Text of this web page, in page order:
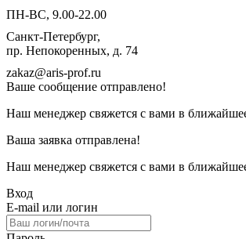
ПН-ВС, 9.00-22.00
Санкт-Петербург,
пр. Непокоренных, д. 74
zakaz@aris-prof.ru
Ваше сообщение отправлено!
Наш менеджер свяжется с вами в
Ваша заявка отправлена!
Наш менеджер свяжется с вами в
Вход
E-mail или логин